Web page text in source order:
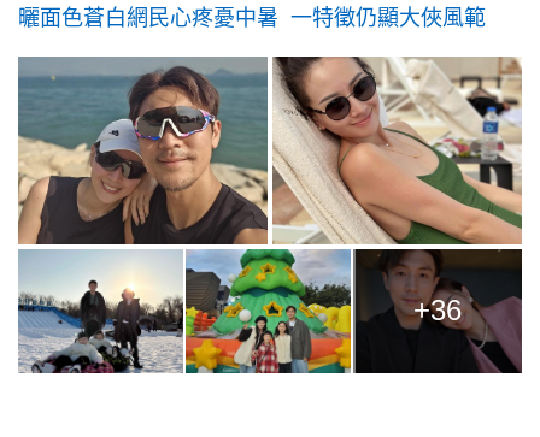
曬面色蒼白網民心疼憂中暑 一特徵仍顯大俠風範
+36